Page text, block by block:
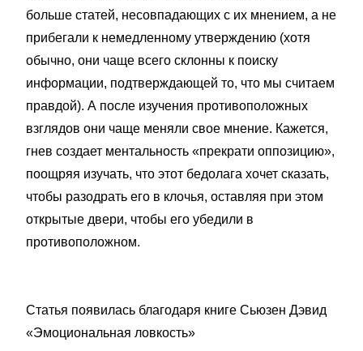
больше статей, несовпадающих с их мнением, а не
прибегали к немедленному утверждению (хотя
обычно, они чаще всего склонны к поиску
информации, подтверждающей то, что мы считаем
правдой). А после изучения противоположных
взглядов они чаще меняли свое мнение. Кажется,
гнев создает ментальность «прекрати оппозицию»,
поощряя изучать, что этот бедолага хочет сказать,
чтобы разодрать его в клочья, оставляя при этом
открытые двери, чтобы его убедили в
противоположном.
Статья появилась благодаря книге Сьюзен Дэвид
«Эмоциональная ловкость»